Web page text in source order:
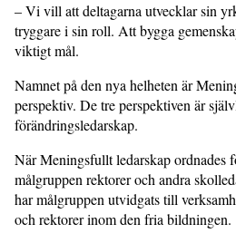
– Vi vill att deltagarna utvecklar sin
tryggare i sin roll. Att bygga
viktigt mål.
Namnet på den nya helheten är
perspek­tiv. De tre perspektiven är
förändringsledarskap.
När Meningsfullt ledarskap ordnades
målgruppen rekto­rer och andra
har målgruppen utvidgats till
och rektorer inom den fria bildningen.